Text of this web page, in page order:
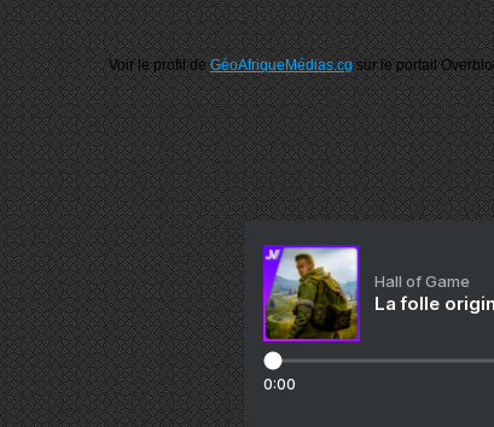
Voir le profil deGéoAfriqueMédias.cgsur le portail
Hall of Game
La folle
0:00